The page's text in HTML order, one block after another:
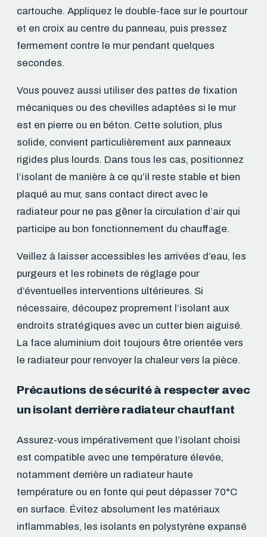
cartouche. Appliquez le double-face sur le pourtour
et en croix au centre du panneau, puis pressez
fermement contre le mur pendant quelques
secondes.
Vous pouvez aussi utiliser des pattes de fixation
mécaniques ou des chevilles adaptées si le mur
est en pierre ou en béton. Cette solution, plus
solide, convient particulièrement aux panneaux
rigides plus lourds. Dans tous les cas, positionnez
l’isolant de manière à ce qu’il reste stable et bien
plaqué au mur, sans contact direct avec le
radiateur pour ne pas gêner la circulation d’air qui
participe au bon fonctionnement du chauffage.
Veillez à laisser accessibles les arrivées d’eau, les
purgeurs et les robinets de réglage pour
d’éventuelles interventions ultérieures. Si
nécessaire, découpez proprement l’isolant aux
endroits stratégiques avec un cutter bien aiguisé.
La face aluminium doit toujours être orientée vers
le radiateur pour renvoyer la chaleur vers la pièce.
Précautions de sécurité à respecter avec
un isolant derrière radiateur chauffant
Assurez-vous impérativement que l’isolant choisi
est compatible avec une température élevée,
notamment derrière un radiateur haute
température ou en fonte qui peut dépasser 70°C
en surface. Évitez absolument les matériaux
inflammables, les isolants en polystyrène expansé